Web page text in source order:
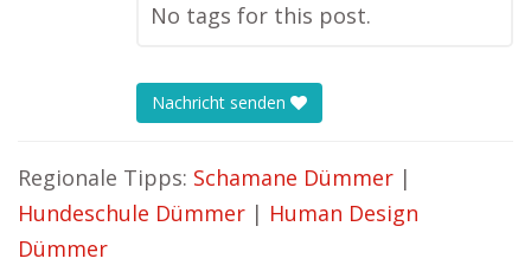
No tags for this post.
Nachricht senden
Regionale Tipps: Schamane Dümmer |
Hundeschule Dümmer | Human Design
Dümmer